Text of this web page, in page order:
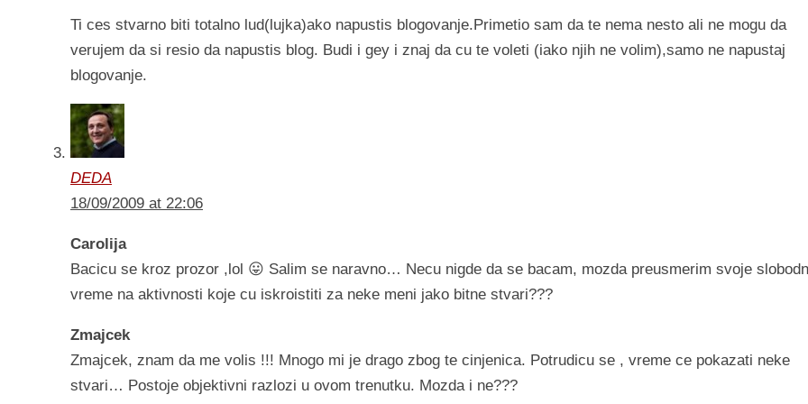
Ti ces stvarno biti totalno lud(lujka)ako napustis blogovanje.Primetio sam da te nema nesto ali ne mogu da
verujem da si resio da napustis blog. Budi i gey i znaj da cu te voleti (iako njih ne volim),samo ne napustaj
blogovanje.
DEDA
18/09/2009 at 22:06
Carolija
Bacicu se kroz prozor ,lol 😛 Salim se naravno… Necu nigde da se bacam, mozda preusmerim svoje
vreme na aktivnosti koje cu iskroistiti za neke meni jako bitne stvari???
Zmajcek
Zmajcek, znam da me volis !!! Mnogo mi je drago zbog te cinjenica. Potrudicu se , vreme ce pokazati neke
stvari… Postoje objektivni razlozi u ovom trenutku. Mozda i ne???